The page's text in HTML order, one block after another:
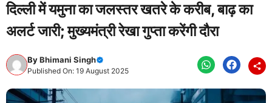
दिल्ली में यमुना का जलस्तर खतरे के करीब, बाढ़ का
अलर्ट जारी; मुख्यमंत्री रेखा गुप्ता करेंगी दौरा
ByBhimani Singh
Published On: 19 August 2025